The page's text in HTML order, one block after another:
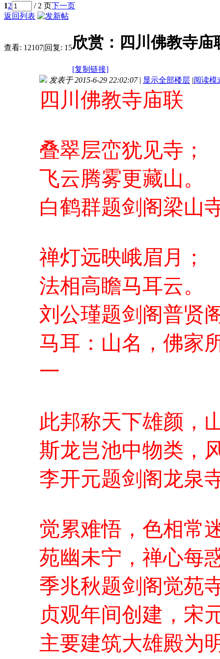
12 / 2 页下一页
返回列表
查看: 12107|回复: 15欣赏：四川佛教寺庙
[复制链接]
发表于 2015-6-29 22:02:07 | 显示全部楼层 |阅读模
四川佛教寺庙联
叠翠层峦犹见寺；
飞云腾雾更藏山。
白鹤群题剑阁梁山
禅灯远映峨眉月；
法相高瞻马耳云。
刘公瑾题剑阁普
马耳：山名，佛家
一
此邦称天下雄颜，
斯龙岂池中物类，
李开元题剑阁龙泉
觉累难悟，色相常
苑幽未宁，禅心每
季兆秋题剑阁觉苑
贞观年间创建，宋
主要建筑大雄殿为